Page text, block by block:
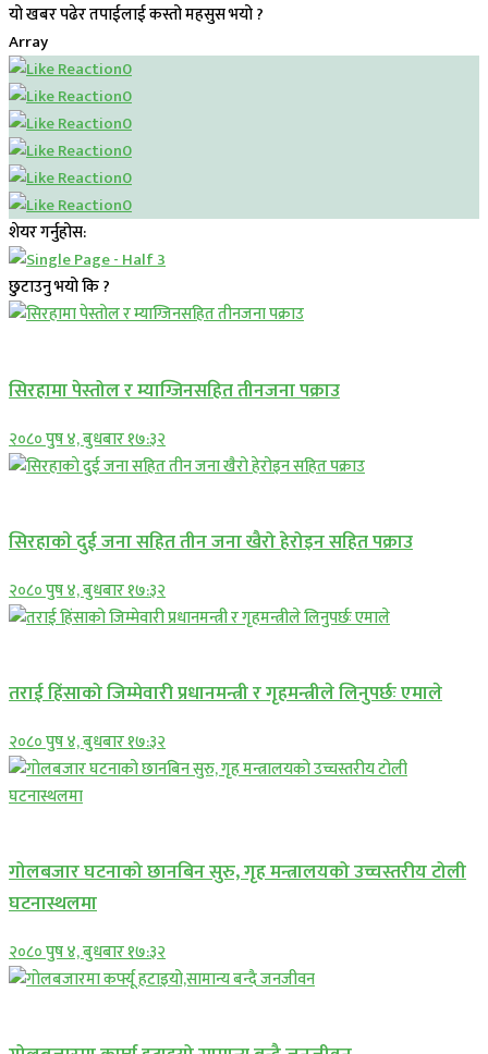
यो खबर पढेर तपाईलाई कस्तो महसुस भयो ?
Array
0
0
0
0
0
0
शेयर गर्नुहोस:
छुटाउनु भयो कि ?
सिरहामा पेस्तोल र म्याग्जिनसहित तीनजना पक्राउ
२०८० पुष ४, बुधबार १७:३२
सिरहाकाे दुई जना सहित तीन जना खैरो हेरोइन सहित पक्राउ
२०८० पुष ४, बुधबार १७:३२
तराई हिंसाको जिम्मेवारी प्रधानमन्त्री र गृहमन्त्रीले लिनुपर्छः एमाले
२०८० पुष ४, बुधबार १७:३२
गोलबजार घटनाको छानबिन सुरु, गृह मन्त्रालयको उच्चस्तरीय टोली
घटनास्थलमा
२०८० पुष ४, बुधबार १७:३२